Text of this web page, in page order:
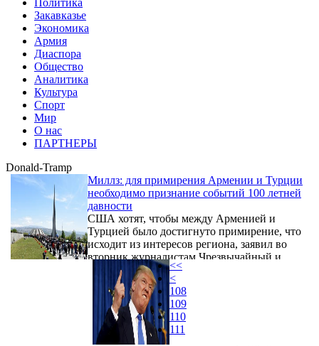
Политика
Закавказье
Экономика
Армия
Диаспора
Общество
Аналитика
Культура
Спорт
Мир
О нас
ПАРТНЕРЫ
Donald-Tramp
Миллз: для примирения Армении и Турции
необходимо признание событий 100 летней
давности
США хотят, чтобы между Арменией и
Турцией было достигнуто примирение, что
исходит из интересов региона, заявил во
вторник журналистам Чрезвычайный и
Полномочный посол США в Армении
Ричард Миллз.
<<
<
108
109
110
111